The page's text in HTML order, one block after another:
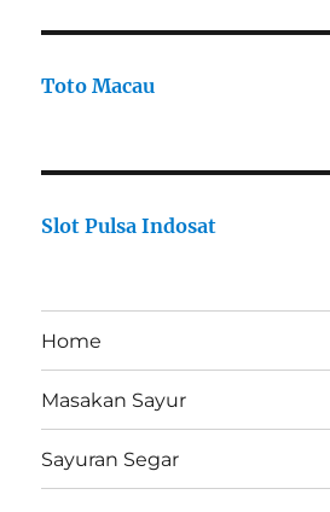
Toto Macau
Slot Pulsa Indosat
Home
Masakan Sayur
Sayuran Segar